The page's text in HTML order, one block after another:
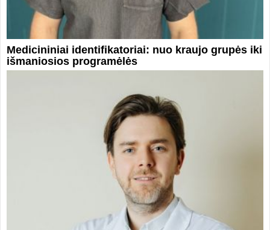
Medicininiai identifikatoriai: nuo kraujo grupės iki
išmaniosios programėlės